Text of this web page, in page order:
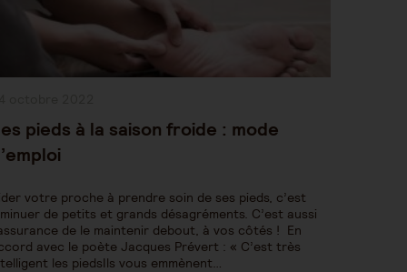
pieds à la saison froide : mode
votre proche à prendre soin de ses pieds, c’est
de petits et grands désagréments. C’est aussi
de le maintenir debout, à vos côtés ! En
avec le poète Jacques Prévert : « C’est très
les piedsIls vous emmènent…